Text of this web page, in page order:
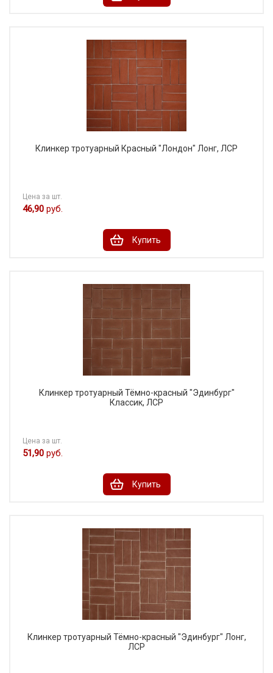
Клинкер тротуарный Красный "Лондон" Лонг, ЛСР
Цена за шт.
46,90 руб.
Купить
Клинкер тротуарный Тёмно-красный "Эдинбург"
Классик, ЛСР
Цена за шт.
51,90 руб.
Купить
Клинкер тротуарный Тёмно-красный "Эдинбург" Лонг,
ЛСР